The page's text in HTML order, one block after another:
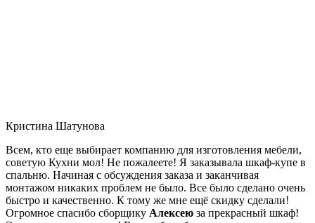
Кристина Шатунова
Всем, кто еще выбирает компанию для изготовления мебели,
советую Кухни мол! Не пожалеете! Я заказывала шкаф-купе в
спальню. Начиная с обсуждения заказа и заканчивая
монтажом никаких проблем не было. Все было сделано очень
быстро и качественно. К тому же мне ещё скидку сделали!
Огромное спасибо сборщику Алексею за прекрасный шкаф!